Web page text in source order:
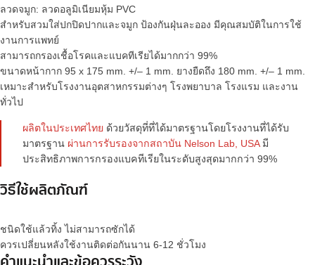
ลวดจมูก: ลวดอลูมิเนียมหุ้ม PVC
สำหรับสวมใส่ปกปิดปากและจมูก ป้องกันฝุ่นละออง มีคุณสมบัติในการใช้
งานการแพทย์
สามารถกรองเชื้อโรคและแบคทีเรียได้มากกว่า 99%
ขนาดหน้ากาก 95 x 175 mm. +/– 1 mm. ยางยืดถึง 180 mm. +/– 1 mm.
เหมาะสำหรับโรงงานอุตสาหกรรมต่างๆ โรงพยาบาล โรงแรม และงาน
ทั่วไป
ผลิตในประเทศไทย ด้วยวัสดุที่ที่ได้มาตรฐานโดยโรงงานที่ได้รับ
มาตรฐาน ผ่านการรับรองจากสถาบัน Nelson Lab, USAมี
ประสิทธิภาพการกรองแบคทีเรียในระดับสูงสุดมากกว่า 99%
วิธีใช้ผลิตภัณฑ์
ชนิดใช้แล้วทิ้ง ไม่สามารถซักได้
ควรเปลี่ยนหลังใช้งานติดต่อกันนาน 6-12 ชั่วโมง